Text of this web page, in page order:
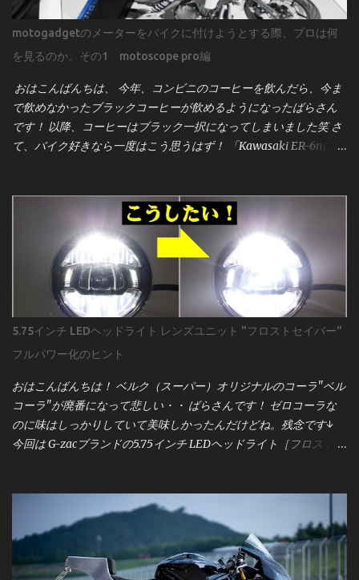
motogadgetのメーターをバイクに付けようとする際、プロは何
を見るのか。その1 motoscope pro編
おはこんばんちは、 今年、コンビニのコーヒーを飲んだら、今ま
で飲めなかったブラックコーヒーが飲めるようになったばらさん
です！ 以降、コーヒーはブラック一択になってしまいました笑 さ
て、バイク好きなら一度はこう思うはず！ 「Kawasaki ER-6nにモ
てカスタム感を高めるこのメーターは、世界中のビルダーやライ
ダーに人気です。しかし、取り付けは決して「ポン付け」ではあ
りません。プロが作業前に何を確認し、どう準備するのかを、実
際の配線図とサービスマニュアルをもとに詳しく解説していきま
す。 用意するのは 車両のサービスマニュアル まず強調したいの
は、 サービスマニュアルの重要性 です。 昔のキャブ車なら「電源
とアース」程度で済むこともありましたが、現代のインジェクシ
ョン車はECU（エンジンコントロールユニット）と各種センサー
が複雑に絡み合っています。メーター交換といえども、単純な作
す。 サービスマニュアルには、配線図・電圧値・センサー仕様な
ど、作業に必要な情報がすべて記載されています。僕は「バイク
を買ったら最初に買うべきものはサービスマニュアル」と考える
ほど。これがない状態で作業するのは、まさに暗闇を手探りで進
「motoscope pro」本体の配線図 から見ていきましょう。 この図
は、メーターの基本的な接続構成を示しており、電源・信号類の
入力がどのように繋がるかが一目で分かるようになっています。
図の下部には「 Breakout Box（ブレイクアウトボックス） 」の記
載もありますね。これはmotogadgetのオプションパーツで、各種
5.75インチ LEDヘッドライト レンズユニット "フロストセイバー"
フルパワー化のヒント
おはこんばんちは！ ベルク（スーパー）オリジナルのコーラ"ベル
コーラ"が廃番になって悲しい・・ ばらさんです！ ゼロコーラな
のに味はしっかりしていて美味しかったんだけどね。残念です↓
今回は G-zacブランドの5.75インチ LEDヘッドライト［フロストセ
左右ポジションライト＋中央ロービーム 下部：ハイビーム という
構造になっています。 ポジションライトは常時点灯なので今回は
省略。 この記事では、 **ロービームとハイビームを同時点灯させ
て、フロストセイバーの性能を100％引き出す方法** をこっそり